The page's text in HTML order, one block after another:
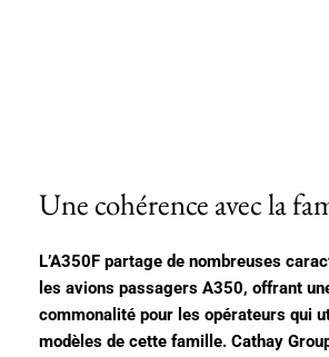
Une cohérence avec la
L’A350F partage de nombreuses
les avions passagers A350, offrant
commonalité pour les opérateurs qui
modèles de cette famille. Cathay